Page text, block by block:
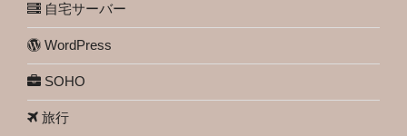
自宅サーバー
WordPress
SOHO
旅行